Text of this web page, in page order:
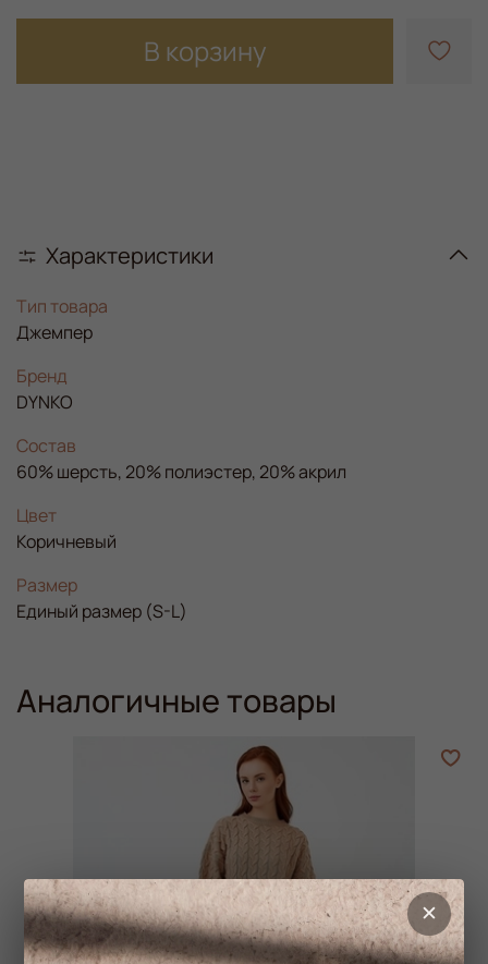
В корзину
Характеристики
Тип товара
Джемпер
Бренд
DYNKO
Состав
60% шерсть, 20% полиэстер, 20% акрил
Цвет
Коричневый
Размер
Единый размер (S-L)
Аналогичные товары